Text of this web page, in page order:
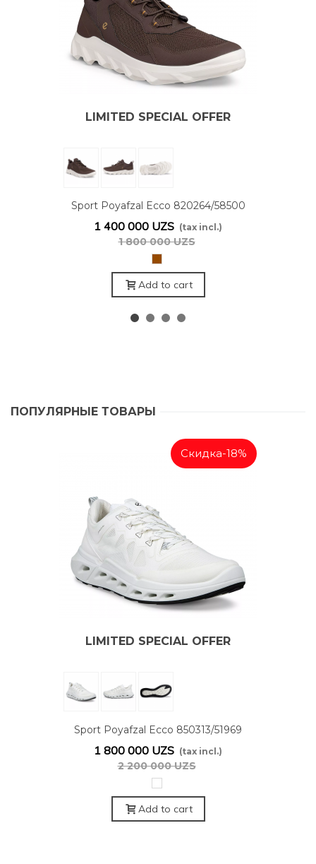
LIMITED SPECIAL OFFER
Sport Poyafzal Ecco 820264/58500
1 400 000 UZS (tax incl.)
1 800 000 UZS
Add to cart
ПОПУЛЯРНЫЕ ТОВАРЫ
Скидка-18%
LIMITED SPECIAL OFFER
Sport Poyafzal Ecco 850313/51969
1 800 000 UZS (tax incl.)
2 200 000 UZS
Add to cart